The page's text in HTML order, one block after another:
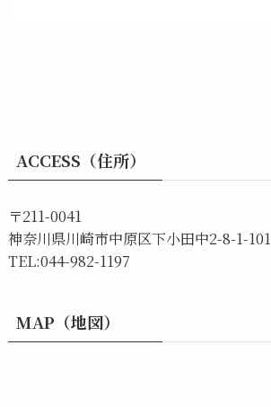
ACCESS（住所）
〒211-0041
神奈川県川崎市中原区下小田中2-8-1-101
TEL:044-982-1197
MAP（地図）